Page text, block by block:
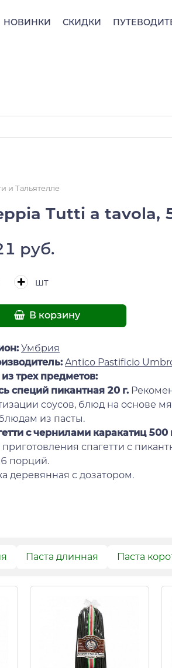
НОВИНКИ СКИДКИ
и Тальятелле
Tutti a tavola,
руб.
шт
В корзину
Умбрия
Antico Pastificio
трех предметов:
специй пикантная 20 г.
соусов, блюд на основе
из пасты.
с чернилами каракатиц 500
спагетти с
порций.
деревянная с дозатором.
Паста длинная Паста